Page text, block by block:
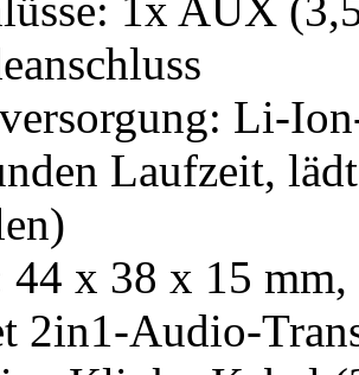
Li-
Laufzeit,
44 x 38 x 15
2in1-Audio-